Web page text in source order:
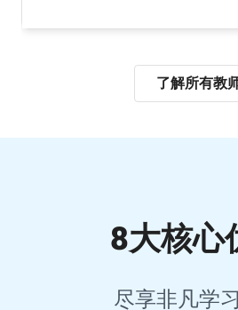
了解所有教
8大核心
尽享非凡学